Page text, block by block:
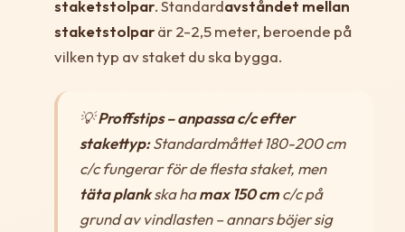
staketstolpar. Standardavståndet mellan
staketstolparär 2-2,5 meter, beroende på
vilken typ av staket du ska bygga.
💡Proffstips – anpassa c/c efter
stakettyp:Standardmåttet 180-200 cm
c/c fungerar för de flesta staket, men
täta plankska hamax 150 cmc/c på
grund av vindlasten – annars böjer sig